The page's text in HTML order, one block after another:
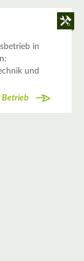
in
und
Betrieb